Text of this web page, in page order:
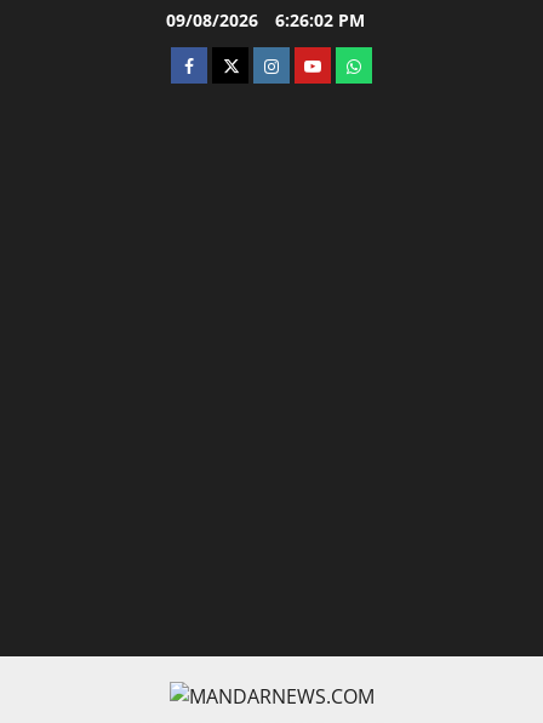
09/08/2026 6:26:03 PM
facebooktwitterinstagram.com
youtubewhatsapp